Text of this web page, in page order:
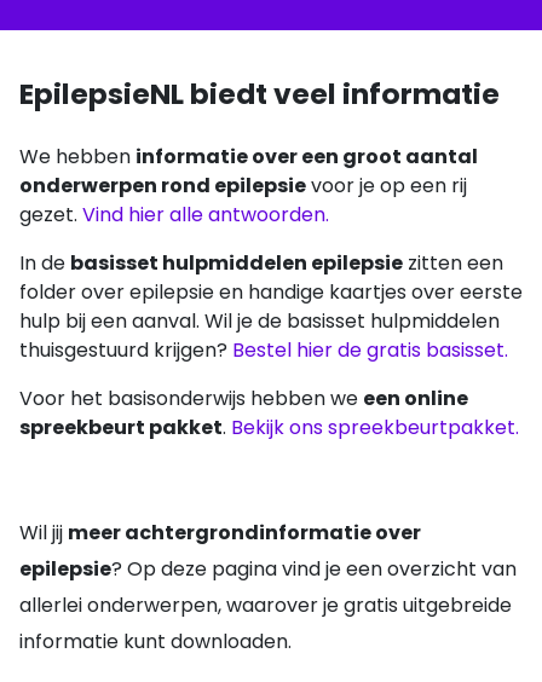
EpilepsieNL biedt veel informatie
We hebben informatie over een groot aantal
onderwerpen rond epilepsievoor je op een rij
gezet. Vind hier alle antwoorden.
In de basisset hulpmiddelen epilepsie zitten een
folder over epilepsie en handige kaartjes over eerste
hulp bij een aanval. Wil je de basisset hulpmiddelen
thuisgestuurd krijgen? Bestel hier de gratis basisset.
Voor het basisonderwijs hebben we een online
spreekbeurt pakket. Bekijk ons spreekbeurtpakket.
Wil jij meer achtergrondinformatie over
epilepsie? Op deze pagina vind je een overzicht van
allerlei onderwerpen, waarover je gratis uitgebreide
informatie kunt downloaden.